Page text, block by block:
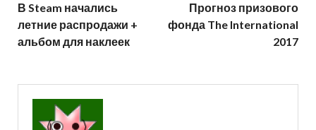
В Steam начались
летние распродажи +
альбом для наклеек
Прогноз призового
фонда The International
2017